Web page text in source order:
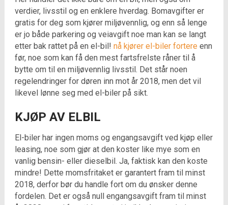
verdier, livsstil og en enklere hverdag. Bomavgifter er
gratis for deg som kjører miljøvennlig, og enn så lenge
er jo både parkering og veiavgift noe man kan se langt
etter bak rattet på en el-bil! nå kjører el-biler fortere enn
før, noe som kan få den mest fartsfrelste råner til å
bytte om til en miljøvennlig livsstil. Det står noen
regelendringer for døren inn mot år 2018, men det vil
likevel lønne seg med el-biler på sikt.
KJØP AV ELBIL
El-biler har ingen moms og engangsavgift ved kjøp eller
leasing, noe som gjør at den koster like mye som en
vanlig bensin- eller dieselbil. Ja, faktisk kan den koste
mindre! Dette momsfritaket er garantert fram til minst
2018, derfor bør du handle fort om du ønsker denne
fordelen. Det er også null engangsavgift fram til minst